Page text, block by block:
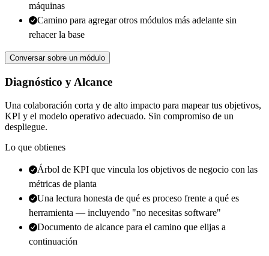
máquinas
Camino para agregar otros módulos más adelante sin
rehacer la base
Conversar sobre un módulo
Diagnóstico y Alcance
Una colaboración corta y de alto impacto para mapear tus objetivos,
KPI y el modelo operativo adecuado. Sin compromiso de un
despliegue.
Lo que obtienes
Árbol de KPI que vincula los objetivos de negocio con las
métricas de planta
Una lectura honesta de qué es proceso frente a qué es
herramienta — incluyendo "no necesitas software"
Documento de alcance para el camino que elijas a
continuación